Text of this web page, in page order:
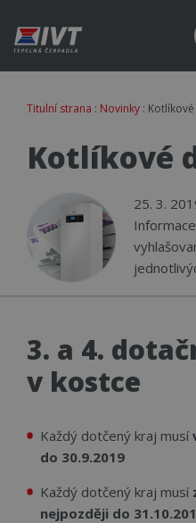
Titulní strana : Novinky :
Kotlíkové
25. 3.
3. a 4.
v kostce
Každý dotčený kraj musí
do 30.9.2019
Každý dotčený kraj musí
nejpozději do